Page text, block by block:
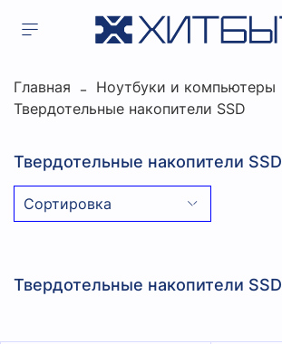
Главная
Ноутбуки и компьютеры
Твердотельные накопители SSD
Твердотельные накопители SSD
Твердотельные накопители SSD